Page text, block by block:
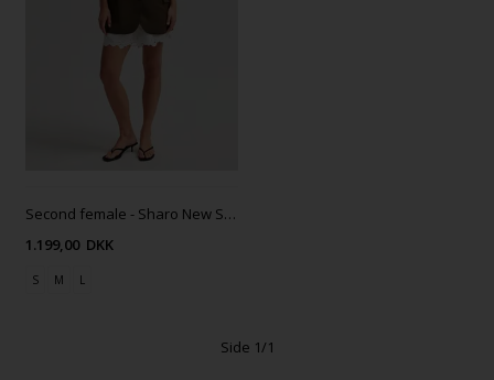
Second female - Sharo New SS Blazer - Canteen
1.199,00 DKK
S M L
Side 1/1